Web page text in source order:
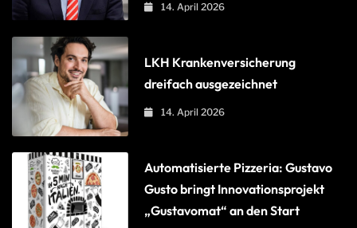
14. April 2026
LKH Krankenversicherung
dreifach ausgezeichnet
14. April 2026
Automatisierte Pizzeria: Gustavo
Gusto bringt Innovationsprojekt
„Gustavomat“ an den Start